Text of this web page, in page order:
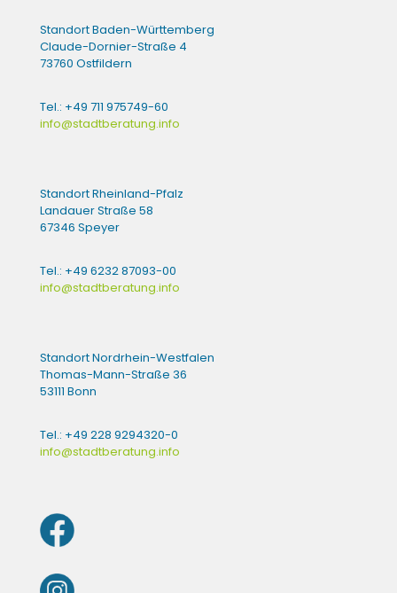
Standort Baden-Württemberg
Claude-Dornier-Straße 4
73760 Ostfildern
Tel.: +49 711 975749-60
info@stadtberatung.info
Standort Rheinland-Pfalz
Landauer Straße 58
67346 Speyer
Tel.: +49 6232 87093-00
info@stadtberatung.info
Standort Nordrhein-Westfalen
Thomas-Mann-Straße 36
53111 Bonn
Tel.: +49 228 9294320-0
info@stadtberatung.info